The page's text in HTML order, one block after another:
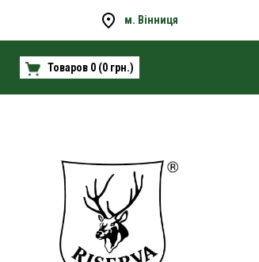
м. Вінниця
Товаров 0 (0 грн.)